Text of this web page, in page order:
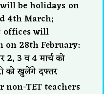
be holidays on
4th March;
offices will
on 28th February:
2, 3 व 4 मार्च को
को खुलेंगे दफ्तर
TET teachers